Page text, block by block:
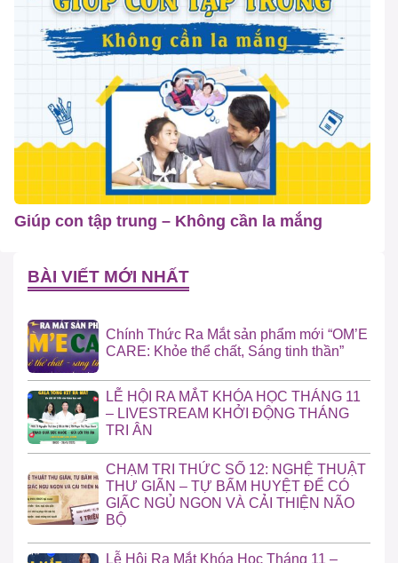
Giúp con tập trung – Không cần la mắng
BÀI VIẾT MỚI NHẤT
Chính Thức Ra Mắt sản phẩm mới “OM’E
CARE: Khỏe thể chất, Sáng tinh thần”
LỄ HỘI RA MẮT KHÓA HỌC THÁNG 11
– LIVESTREAM KHỞI ĐỘNG THÁNG
TRI ÂN
CHẠM TRI THỨC SỐ 12: NGHỆ THUẬT
THƯ GIÃN – TỰ BẤM HUYỆT ĐỂ CÓ
GIẤC NGỦ NGON VÀ CẢI THIỆN NÃO
BỘ
Lễ Hội Ra Mắt Khóa Học Tháng 11 –